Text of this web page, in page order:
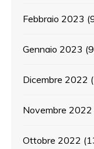
Febbraio 2023
Gennaio 2023
Dicembre 2022
Novembre 2022
Ottobre 2022